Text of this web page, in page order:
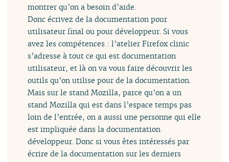
montrer qu’on a besoin d’aide.
Donc écrivez de la documentation pour
utilisateur final ou pour développeur. Si vous
avez les compétences : l’atelier Firefox clinic
s’adresse à tout ce qui est documentation
utilisateur, et là on va vous faire découvrir les
outils qu’on utilise pour de la documentation.
Mais sur le stand Mozilla, parce qu’on a un
stand Mozilla qui est dans l’espace temps pas
loin de l’entrée, on a aussi une personne qui elle
est impliquée dans la documentation
développeur. Donc si vous êtes intéressés par
écrire de la documentation sur les derniers